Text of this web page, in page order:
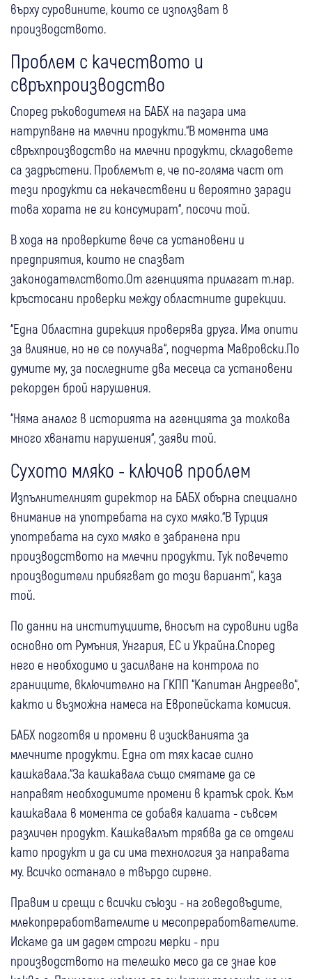
върху суровините, които се използват в
производството.
Проблем с качеството и
свръхпроизводство
Според ръководителя на БАБХ на пазара има
натрупване на млечни продукти.“В момента има
свръхпроизводство на млечни продукти, складовете
са задръстени. Проблемът е, че по-голяма част от
тези продукти са некачествени и вероятно заради
това хората не ги консумират“, посочи той.
В хода на проверките вече са установени и
предприятия, които не спазват
законодателството.От агенцията прилагат т.нар.
кръстосани проверки между областните дирекции.
“Една Областна дирекция проверява друга. Има опити
за влияние, но не се получава“, подчерта Мавровски.По
думите му, за последните два месеца са установени
рекорден брой нарушения.
“Няма аналог в историята на агенцията за толкова
много хванати нарушения“, заяви той.
Сухото мляко - ключов проблем
Изпълнителният директор на БАБХ обърна специално
внимание на употребата на сухо мляко.“В Турция
употребата на сухо мляко е забранена при
производството на млечни продукти. Тук повечето
производители прибягват до този вариант“, каза
той.
По данни на институциите, вносът на суровини идва
основно от Румъния, Унгария, ЕС и Украйна.Според
него е необходимо и засилване на контрола по
границите, включително на ГКПП “Капитан Андреево“,
както и възможна намеса на Европейската комисия.
БАБХ подготвя и промени в изискванията за
млечните продукти. Една от тях касае силно
кашкавала.“За кашкавала също смятаме да се
направят необходимите промени в кратък срок. Към
кашкавала в момента се добавя калиата - съвсем
различен продукт. Кашкавалът трябва да се отдели
като продукт и да си има технология за направата
му. Всичко останало е твърдо сирене.
Правим и срещи с всички съюзи - на говедовъдите,
млекопреработвателите и месопреработвателите.
Искаме да им дадем строги мерки - при
производството на телешко месо да се знае кое